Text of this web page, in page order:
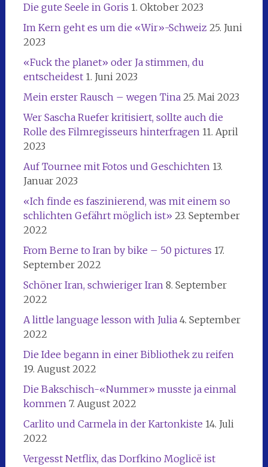
Die gute Seele in Goris 1. Oktober 2023
Im Kern geht es um die «Wir»-Schweiz 25. Juni
2023
«Fuck the planet» oder Ja stimmen, du
entscheidest 1. Juni 2023
Mein erster Rausch – wegen Tina 25. Mai 2023
Wer Sascha Ruefer kritisiert, sollte auch die
Rolle des Filmregisseurs hinterfragen 11. April
2023
Auf Tournee mit Fotos und Geschichten 13.
Januar 2023
«Ich finde es faszinierend, was mit einem so
schlichten Gefährt möglich ist» 23. September
2022
From Berne to Iran by bike – 50 pictures 17.
September 2022
Schöner Iran, schwieriger Iran 8. September
2022
A little language lesson with Julia 4. September
2022
Die Idee begann in einer Bibliothek zu reifen
19. August 2022
Die Bakschisch-«Nummer» musste ja einmal
kommen 7. August 2022
Carlito und Carmela in der Kartonkiste 14. Juli
2022
Vergesst Netflix, das Dorfkino Moglicë ist